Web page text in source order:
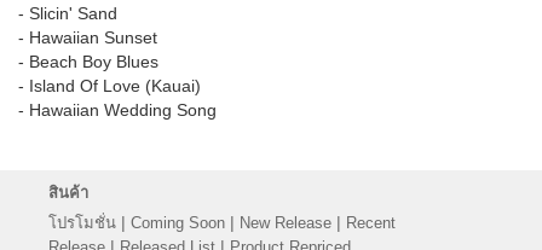
- Slicin' Sand
- Hawaiian Sunset
- Beach Boy Blues
- Island Of Love (Kauai)
- Hawaiian Wedding Song
สินค้า
โปรโมชั่น | Coming Soon | New Release | Recent